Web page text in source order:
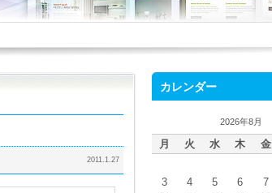
2011.1.27
カレンダー
2026年8月
月 火 水 木 金
3
4 5 6 7